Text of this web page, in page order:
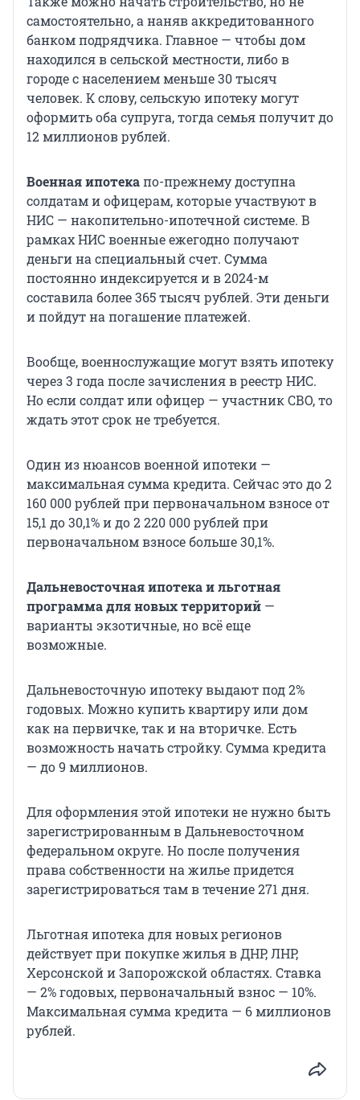
самостоятельно, а наняв аккредитованного
банком подрядчика. Главное — чтобы дом
находился в сельской местности, либо в
городе с населением меньше 30 тысяч
человек. К слову, сельскую ипотеку могут
оформить оба супруга, тогда семья получит до
12 миллионов рублей.
Военная ипотекапо-прежнему доступна
солдатам и офицерам, которые участвуют в
НИС — накопительно-ипотечной системе. В
рамках НИС военные ежегодно получают
деньги на специальный счет. Сумма
постоянно индексируется и в 2024-м
составила более 365 тысяч рублей. Эти деньги
и пойдут на погашение платежей.
Вообще, военнослужащие могут взять ипотеку
через 3 года после зачисления в реестр НИС.
Но если солдат или офицер — участник СВО, то
ждать этот срок не требуется.
Один из нюансов военной ипотеки —
максимальная сумма кредита. Сейчас это до 2
160 000 рублей при первоначальном взносе от
15,1 до 30,1% и до 2 220 000 рублей при
первоначальном взносе больше 30,1%.
Дальневосточная ипотека и льготная
программа для новых территорий —
варианты экзотичные, но всё еще
возможные.
Дальневосточную ипотеку выдают под 2%
годовых. Можно купить квартиру или дом
как на первичке, так и на вторичке. Есть
возможность начать стройку. Сумма кредита
— до 9 миллионов.
Для оформления этой ипотеки не нужно быть
зарегистрированным в Дальневосточном
федеральном округе. Но после получения
права собственности на жилье придется
зарегистрироваться там в течение 271 дня.
Льготная ипотека для новых регионов
действует при покупке жилья в ДНР, ЛНР,
Херсонской и Запорожской областях. Ставка
— 2% годовых, первоначальный взнос — 10%.
Максимальная сумма кредита — 6 миллионов
рублей.